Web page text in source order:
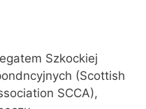
Szkockiej
(Scottish
SCCA),